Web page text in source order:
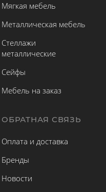
Мягкая мебель
Металлическая мебель
Стеллажи
металлические
Сейфы
Мебель на заказ
ОБРАТНАЯ СВЯЗЬ
Оплата и доставка
Бренды
Новости